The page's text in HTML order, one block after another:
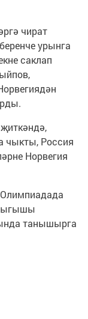
чират
урынга
саклап
чыкты, Россия
Норвегия
танышырга